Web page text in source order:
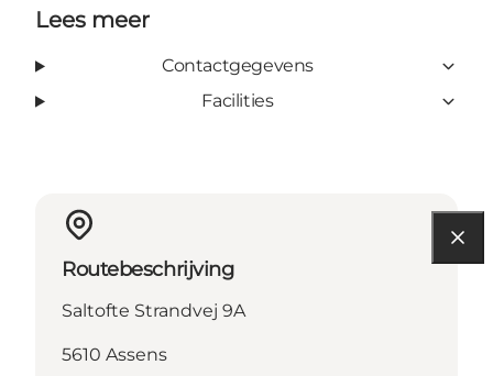
Lees meer
Contactgegevens
Facilities
Routebeschrijving
Saltofte Strandvej 9A
5610 Assens